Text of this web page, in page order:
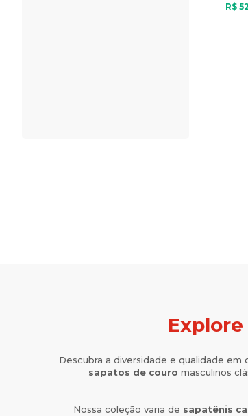
R$
Descubra a diversidade e qualidade em
sapatos de couro masculinos
Nossa coleção varia de sapatênis